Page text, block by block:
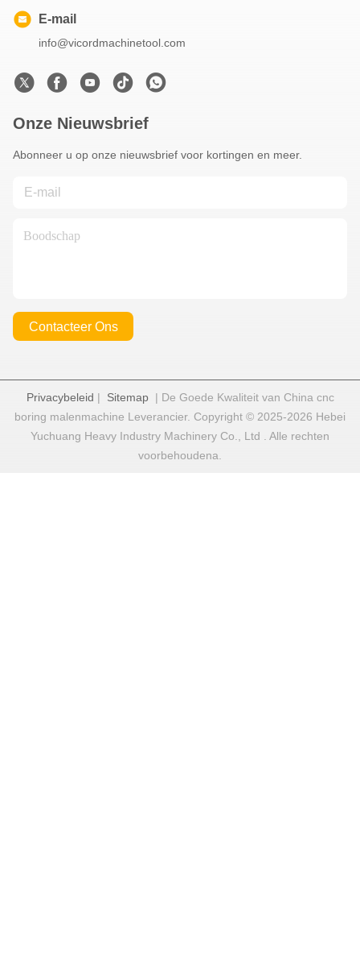
E-mail
info@vicordmachinetool.com
Onze Nieuwsbrief
Abonneer u op onze nieuwsbrief voor kortingen en meer.
Contacteer Ons
Privacybeleid | Sitemap| De Goede Kwaliteit van China cnc
boring malenmachine Leverancier. Copyright © 2025-2026 Hebei
Yuchuang Heavy Industry Machinery Co., Ltd . Alle rechten
voorbehoudena.